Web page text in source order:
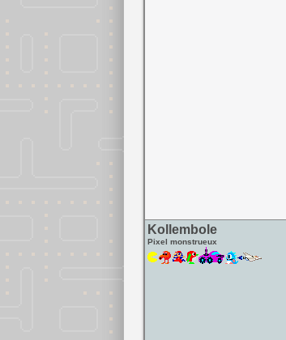
Kollembole
Pixel monstrueux